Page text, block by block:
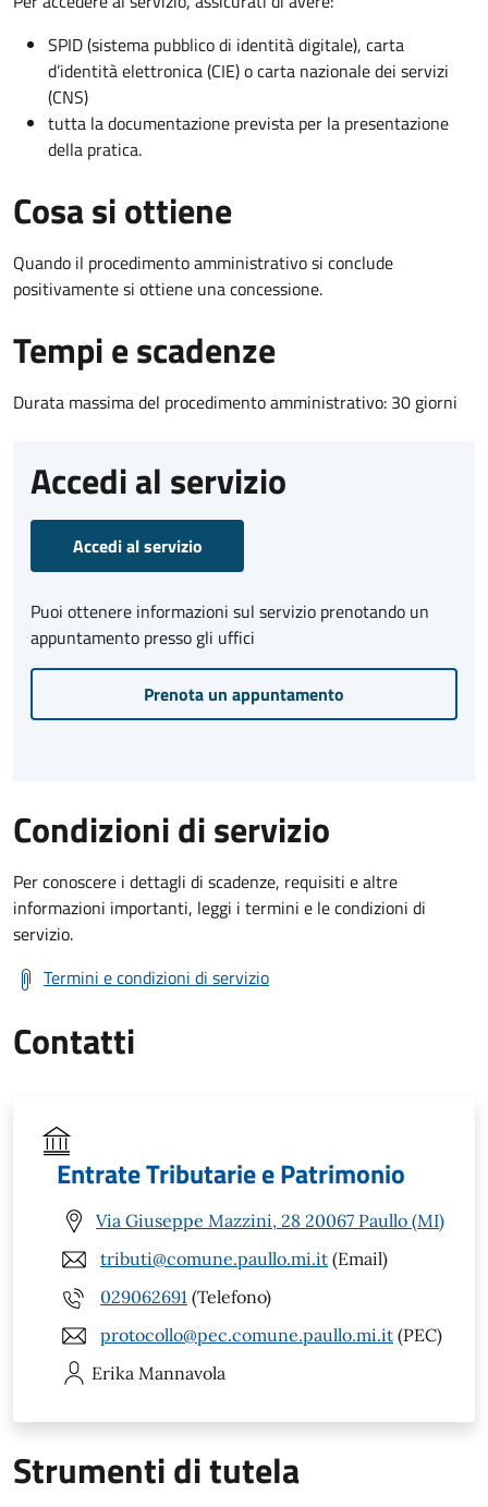
SPID (sistema pubblico di identità digitale), carta
d’identità elettronica (CIE) o carta nazionale dei servizi
(CNS)
tutta la documentazione prevista per la presentazione
della pratica.
Cosa si ottiene
Quando il procedimento amministrativo si conclude
positivamente si ottiene una concessione.
Tempi e scadenze
Durata massima del procedimento amministrativo: 30 giorni
Accedi al servizio
Accedi al servizio
Puoi ottenere informazioni sul servizio prenotando un
appuntamento presso gli uffici
Prenota un appuntamento
Condizioni di servizio
Per conoscere i dettagli di scadenze, requisiti e altre
informazioni importanti, leggi i termini e le condizioni di
servizio.
Termini e condizioni di servizio
Contatti
Entrate Tributarie e Patrimonio
Via Giuseppe Mazzini, 28 20067 Paullo (MI)
tributi@comune.paullo.mi.it (Email)
029062691 (Telefono)
protocollo@pec.comune.paullo.mi.it (PEC)
Erika Mannavola
Strumenti di tutela